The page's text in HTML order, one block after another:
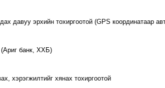
давуу эрхийн тохиргоотой (GPS координатаар
банк, ХХБ)
хэрэгжилтийг хянах тохиргоотой